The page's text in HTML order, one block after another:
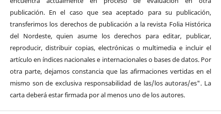
publicación. En el caso que sea aceptado para su publicación,
transferimos los derechos de publicación a la revista Folia Histórica
del Nordeste, quien asume los derechos para editar, publicar,
reproducir, distribuir copias, electrónicas o multimedia e incluir el
artículo en índices nacionales e internacionales o bases de datos. Por
otra parte, dejamos constancia que las afirmaciones vertidas en el
mismo son de exclusiva responsabilidad de las/los autoras/es". La
carta deberá estar firmada por al menos uno de los autores.